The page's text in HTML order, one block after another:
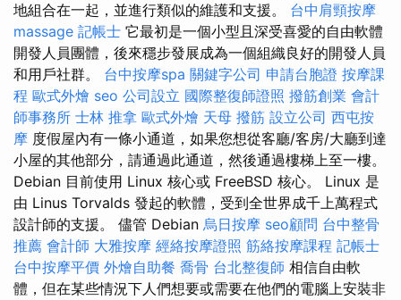
地組合在一起，並進行類似的維護和支援。 台中肩頸按摩
massage 記帳士 它最初是一個小型且深受喜愛的自由軟體
開發人員團體，後來穩步發展成為一個組織良好的開發人員
和用戶社群。 台中按摩spa 關鍵字公司 申請台胞證 按摩課
程 歐式外燴 seo 公司設立 國際整復師證照 撥筋創業 會計
師事務所 士林 推拿 歐式外燴 天母 撥筋 設立公司 西屯按
摩 度假屋內有一條小通道，如果您想從客廳/客房/大廳到達
小屋的其他部分，請通過此通道，然後通過樓梯上至一樓。
Debian 目前使用 Linux 核心或 FreeBSD 核心。 Linux 是
由 Linus Torvalds 發起的軟體，受到全世界成千上萬程式
設計師的支援。 儘管 Debian 烏日按摩 seo顧問 台中整骨
推薦 會計師 大雅按摩 經絡按摩證照 筋絡按摩課程 記帳士
台中按摩平價 外燴自助餐 喬骨 台北整復師 相信自由軟
體，但在某些情況下人們想要或需要在他們的電腦上安裝非